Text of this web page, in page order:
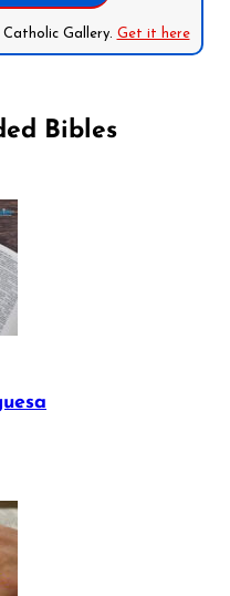
Gallery. Get it here
Bibles